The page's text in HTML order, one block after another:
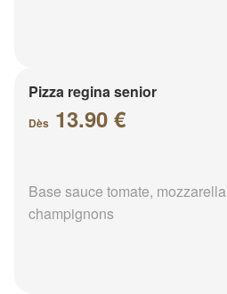
Pizza regina senior
Dès 13.90 €
Base sauce tomate,
champignons